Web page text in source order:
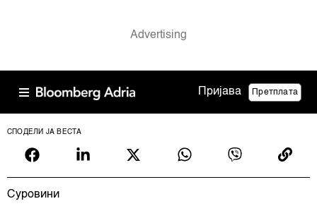
Пријава Претплата
СПОДЕЛИ ЈА ВЕСТА
Суровини